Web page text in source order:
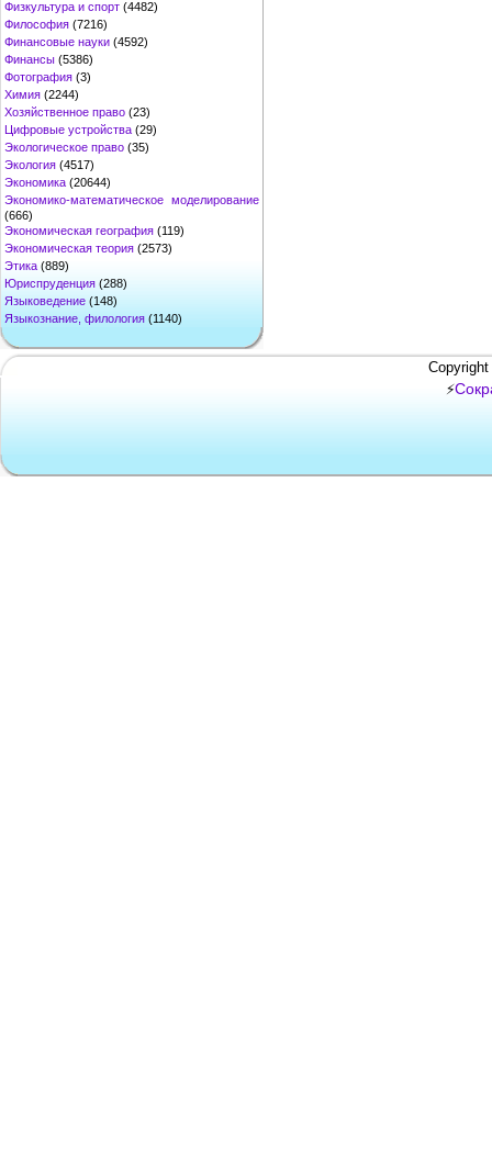
Физкультура и спорт (4482)
Философия (7216)
Финансовые науки (4592)
Финансы (5386)
Фотография (3)
Химия (2244)
Хозяйственное право (23)
Цифровые устройства (29)
Экологическое право (35)
Экология (4517)
Экономика (20644)
Экономико-математическое моделирование
(666)
Экономическая география (119)
Экономическая теория (2573)
Этика (889)
Юриспруденция (288)
Языковедение (148)
Языкознание, филология (1140)
⚡